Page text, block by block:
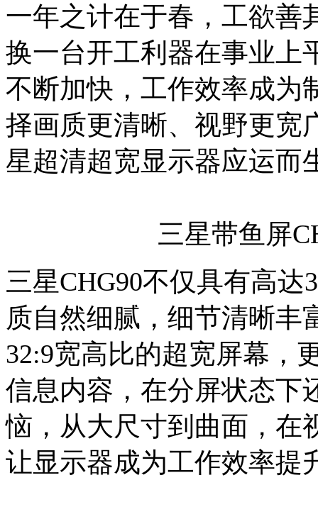
一年之计在于春，工欲善
换一台开工利器在事业上
不断加快，工作效率成为
择画质更清晰、视野更宽
星超清超宽显示器应运而
三星带鱼屏
三星CHG90不仅具有高达
质自然细腻，细节清晰丰
32:9宽高比的超宽屏幕，
信息内容，在分屏状态下
恼，从大尺寸到曲面，在
让显示器成为工作效率提